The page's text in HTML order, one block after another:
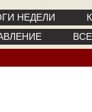
НЕДЕЛИ